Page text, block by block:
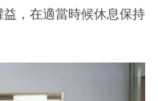
，在適當時候休息保持